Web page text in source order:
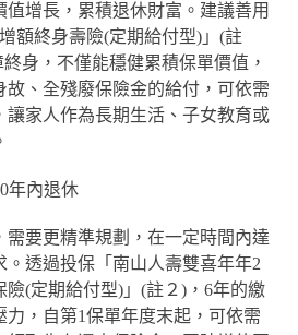
增長，累積退休財富。建議善用
額終身壽險(定期給付型)」(註
身，不僅能穩健累積保單價值，
故、全殘廢保險金的給付，可依需
讓家人作為長期生活、子女教育或
年內退休
需要更精準規劃，在一定時間內達
。透過投保「南山人壽雙喜年年2
(定期給付型)」(註２)，6年的繳
力，自第1保單年度末起，可依需